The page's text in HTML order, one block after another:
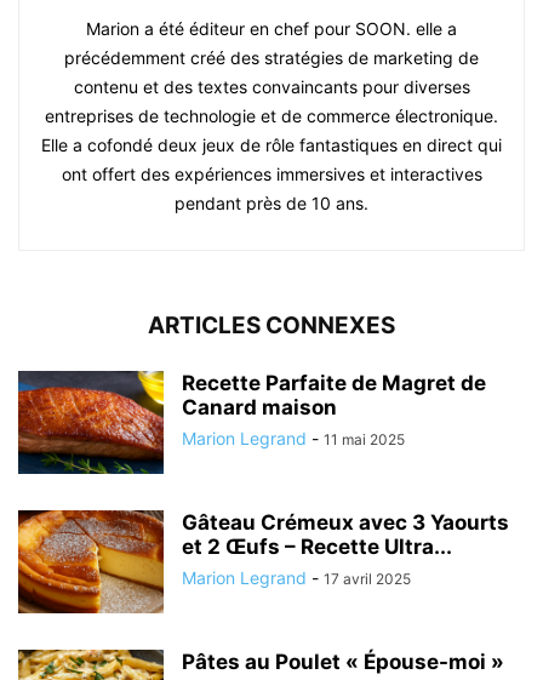
Marion a été éditeur en chef pour SOON. elle a
précédemment créé des stratégies de marketing de
contenu et des textes convaincants pour diverses
entreprises de technologie et de commerce électronique.
Elle a cofondé deux jeux de rôle fantastiques en direct qui
ont offert des expériences immersives et interactives
pendant près de 10 ans.
ARTICLES CONNEXES
Recette Parfaite de Magret de
Canard maison
Marion Legrand - 11 mai 2025
Gâteau Crémeux avec 3 Yaourts
et 2 Œufs – Recette Ultra...
Marion Legrand - 17 avril 2025
Pâtes au Poulet « Épouse-moi »